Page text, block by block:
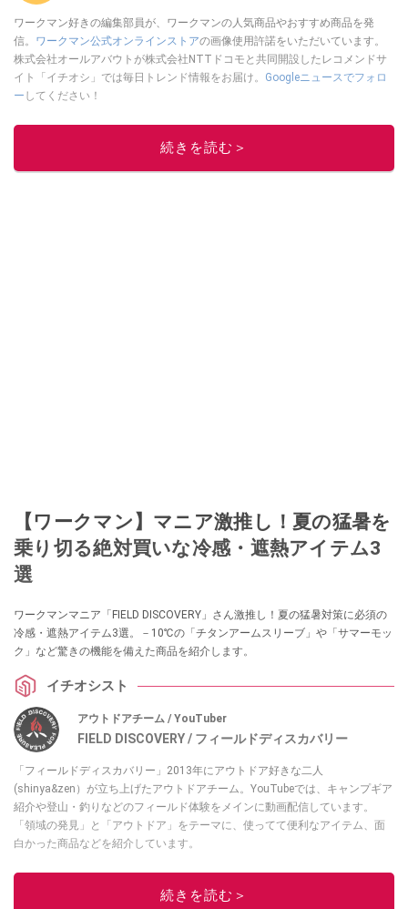
ワークマン好きの編集部員が、ワークマンの人気商品やおすすめ商品を発
信。 ワークマン公式オンラインストアの画像使用許諾をいただいています。
株式会社オールアバウトが株式会社NTTドコモと共同開設したレコメンドサ
イト「イチオシ」では毎日トレンド情報をお届け。 Googleニュースでフォロ
ー してください！
このイチオシストの他の記事を読む
続きを読む＞
【ワークマン】マニア激推し！夏の猛暑を
乗り切る絶対買いな冷感・遮熱アイテム3
選
ワークマンマニア「FIELD DISCOVERY」さん激推し！夏の猛暑対策に必須の
冷感・遮熱アイテム3選。－10℃の「チタンアームスリーブ」や「サマーモッ
ク」など驚きの機能を備えた商品を紹介します。
イチオシスト
アウトドアチーム / YouTuber
FIELD DISCOVERY / フィールドディスカバリー
「フィールドディスカバリー」2013年にアウトドア好きな二人
(shinya&zen）が立ち上げたアウトドアチーム。YouTubeでは、キャンプギア
紹介や登山・釣りなどのフィールド体験をメインに動画配信しています。
「領域の発見」と「アウトドア」をテーマに、使ってて便利なアイテム、面
白かった商品などを紹介しています。
・Instagramは
続きを読む＞